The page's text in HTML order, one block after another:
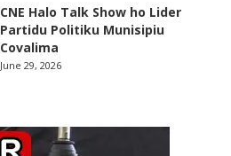
CNE Halo Talk Show ho Lider
Partidu Politiku Munisipiu
Covalima
June 29, 2026